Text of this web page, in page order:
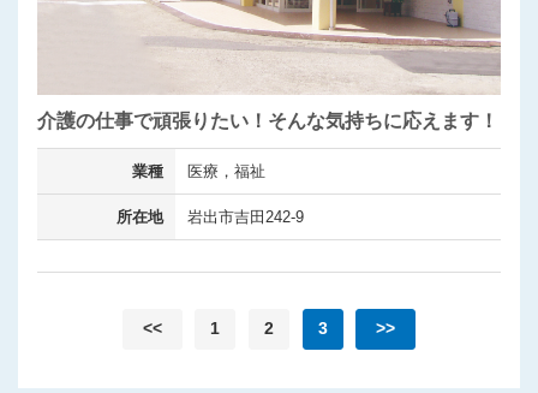
介護の仕事で頑張りたい！そんな気持ちに応えます！
業種 医療，福祉
所在地 岩出市吉田242-9
<< 1 2 3 >>